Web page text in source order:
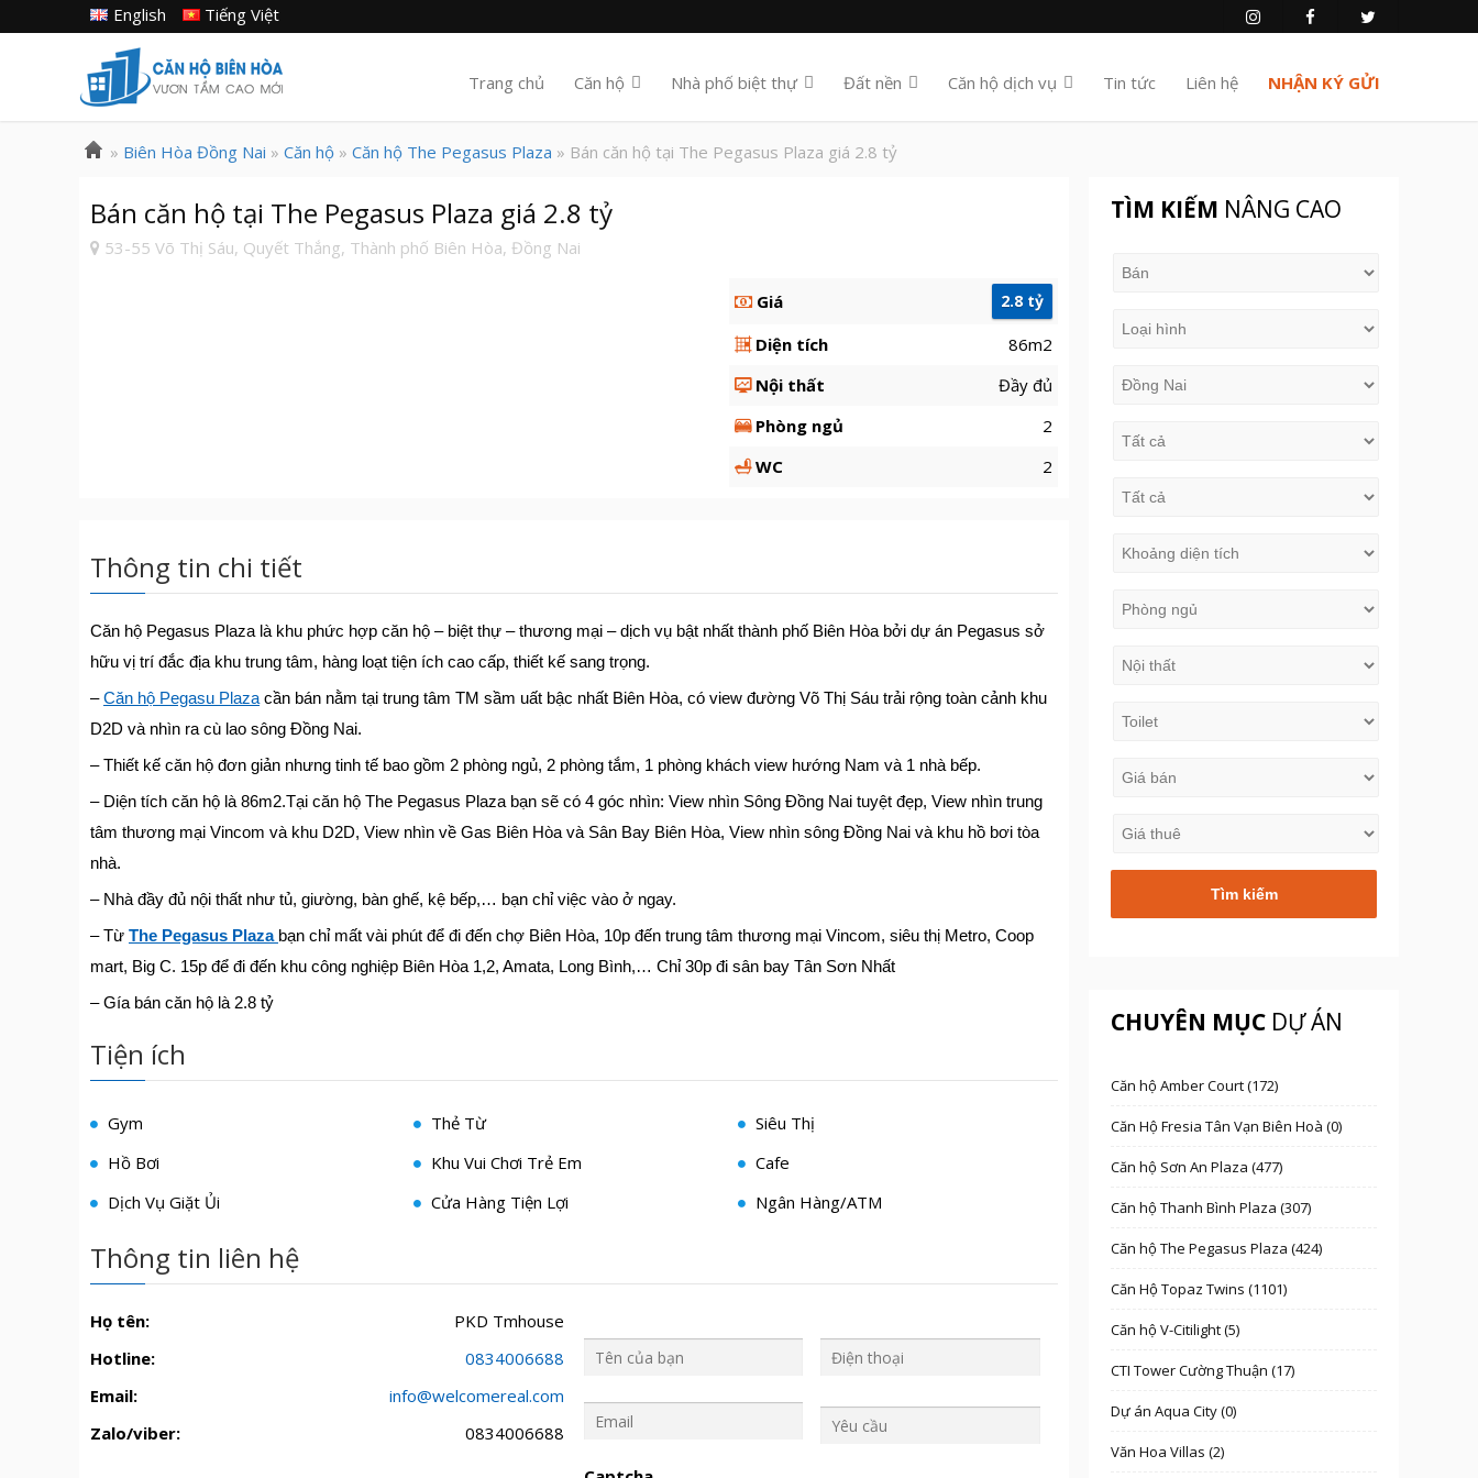
Tiếng Việt
English
Trang chủ Căn hộ Nhà phố biệt thự Đất nền Căn hộ dịch vụ Tin tức Liên hệ NHẬN KÝ GỬI
» Biên Hòa Đồng Nai » Căn hộ » Căn hộ The Pegasus Plaza » Bán căn hộ tại The Pegasus Plaza giá 2.8 tỷ
Bán căn hộ tại The Pegasus Plaza giá 2.8 tỷ
53-55 Võ Thị Sáu, Quyết Thắng, Thành phố Biên Hòa, Đồng Nai
Giá 2.8 tỷ
Diện tích
86m2
Nội thất
Đầy đủ
Phòng ngủ
2
WC
2
Thông tin chi tiết
Căn hộ Pegasus Plaza là khu phức hợp căn hộ – biệt thự – thương mại – dịch vụ bật nhất thành phố Biên Hòa bởi dự án Pegasus sở
hữu vị trí đắc địa khu trung tâm, hàng loạt tiện ích cao cấp, thiết kế sang trọng.
–Căn hộ Pegasu Plaza cần bán nằm tại trung tâm TM sầm uất bậc nhất Biên Hòa, có view đường Võ Thị Sáu trải rộng toàn cảnh khu
D2D và nhìn ra cù lao sông Đồng Nai.
– Thiết kế căn hộ đơn giản nhưng tinh tế bao gồm 2 phòng ngủ, 2 phòng tắm, 1 phòng khách view hướng Nam và 1 nhà bếp.
– Diện tích căn hộ là 86m2.Tại căn hộ The Pegasus Plaza bạn sẽ có 4 góc nhìn: View nhìn Sông Đồng Nai tuyệt đẹp, View nhìn trung
tâm thương mại Vincom và khu D2D, View nhìn về Gas Biên Hòa và Sân Bay Biên Hòa, View nhìn sông Đồng Nai và khu hồ bơi tòa
nhà.
– Nhà đầy đủ nội thất như tủ, giường, bàn ghế, kệ bếp,… bạn chỉ việc vào ở ngay.
– Từ The Pegasus Plaza bạn chỉ mất vài phút để đi đến chợ Biên Hòa, 10p đến trung tâm thương mại Vincom, siêu thị Metro, Coop
mart, Big C. 15p để đi đến khu công nghiệp Biên Hòa 1,2, Amata, Long Bình,… Chỉ 30p đi sân bay Tân Sơn Nhất
– Gía bán căn hộ là 2.8 tỷ
Tiện ích
Gym Thẻ Từ
Siêu Thị
Hồ Bơi
Khu Vui Chơi Trẻ Em
Cafe
Dịch Vụ Giặt Ủi
Cửa Hàng Tiện Lợi Ngân Hàng/ATM
Thông tin liên hệ
Họ tên:
PKD Tmhouse
Hotline:
0834006688
Email:
info@welcomereal.com
Zalo/viber:
0834006688
Y
TÌM KIẾM NÂNG CAO
CHUYÊN MỤC DỰ ÁN
Căn hộ Amber Court (172)
Căn Hộ Fresia Tân Vạn Biên Hoà (0)
Căn hộ Sơn An Plaza (477)
Căn hộ Thanh Bình Plaza (307)
Căn hộ The Pegasus Plaza (424)
Căn Hộ Topaz Twins (1101)
Căn hộ V-Citilight (5)
CTI Tower Cường Thuận (17)
Dự án Aqua City (0)
Văn Hoa Villas (2)